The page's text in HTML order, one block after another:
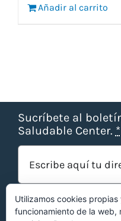
12,53 €.11,15 €.
Añadir al carrito
Sucríbete al
Saludable Center. *
Utilizamos cookies
funcionamiento de la web,